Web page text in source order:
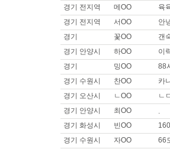
희망지역 : 경기 안산시 / 희망
제목 :사이즈 큰데 일 가능할까
이름 :이OO
희망지역 : 경기 수원시 / 희망
제목 :자차 // 운전 실장 합니다
이름 :
희망지역 : 경기 수원시 / 희망
제목 :안녕하세요
이름 :세OO
희망지역 : 서울 강남구 / 희망
제목 :자차보유로 할수있는 일
이름 :트OO
경기 전지역
메OO
육
경기 전지역
서OO
안
경기
꽃OO
갠
경기 안양시
하OO
이
경기
밍OO
88
경기 수원시
찬OO
카
경기 오산시
ㄴOO
ㄴ
경기 안양시
최OO
.
경기 화성시
빈OO
경기 수원시
자OO
66